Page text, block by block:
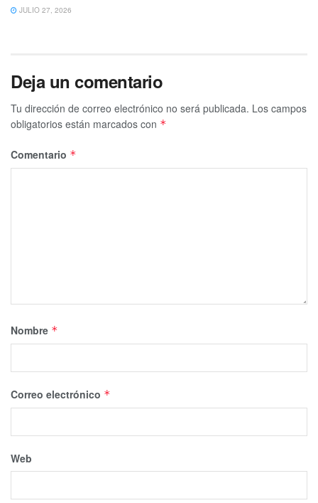
JULIO 27, 2026
Deja un comentario
Tu dirección de correo electrónico no será publicada. Los campos
obligatorios están marcados con *
Comentario *
Nombre *
Correo electrónico *
Web